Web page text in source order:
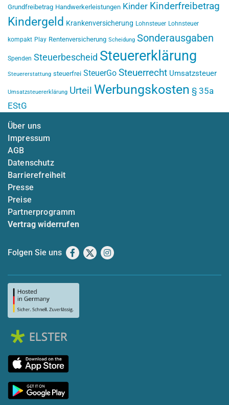
Grundfreibetrag Handwerkerleistungen Kinder Kinderfreibetrag
Kindergeld Krankenversicherung Lohnsteuer Lohnsteuer
kompakt Play Rentenversicherung Scheidung Sonderausgaben
Spenden Steuerbescheid Steuererklärung
Steuererstattung steuerfrei SteuerGo Steuerrecht Umsatzsteuer
Umsatzsteuererklärung Urteil Werbungskosten § 35a
EStG
Über uns
Impressum
AGB
Datenschutz
Barrierefreiheit
Presse
Preise
Partnerprogramm
Vertrag widerrufen
Folgen Sie uns Facebook
X Instagram